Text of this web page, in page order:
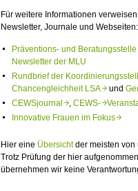
Für weitere Informationen
Newsletter, Journale und Webseiten:
Präventions- und
Newsletter der MLU
Rundbrief der
Chancengleichheit LSAund
CEWSjournal, CEWS-
Innovative Frauen im Fokus
Hier eine Übersichtder meisten von
Trotz Prüfung der hier
übernehmen wir keine